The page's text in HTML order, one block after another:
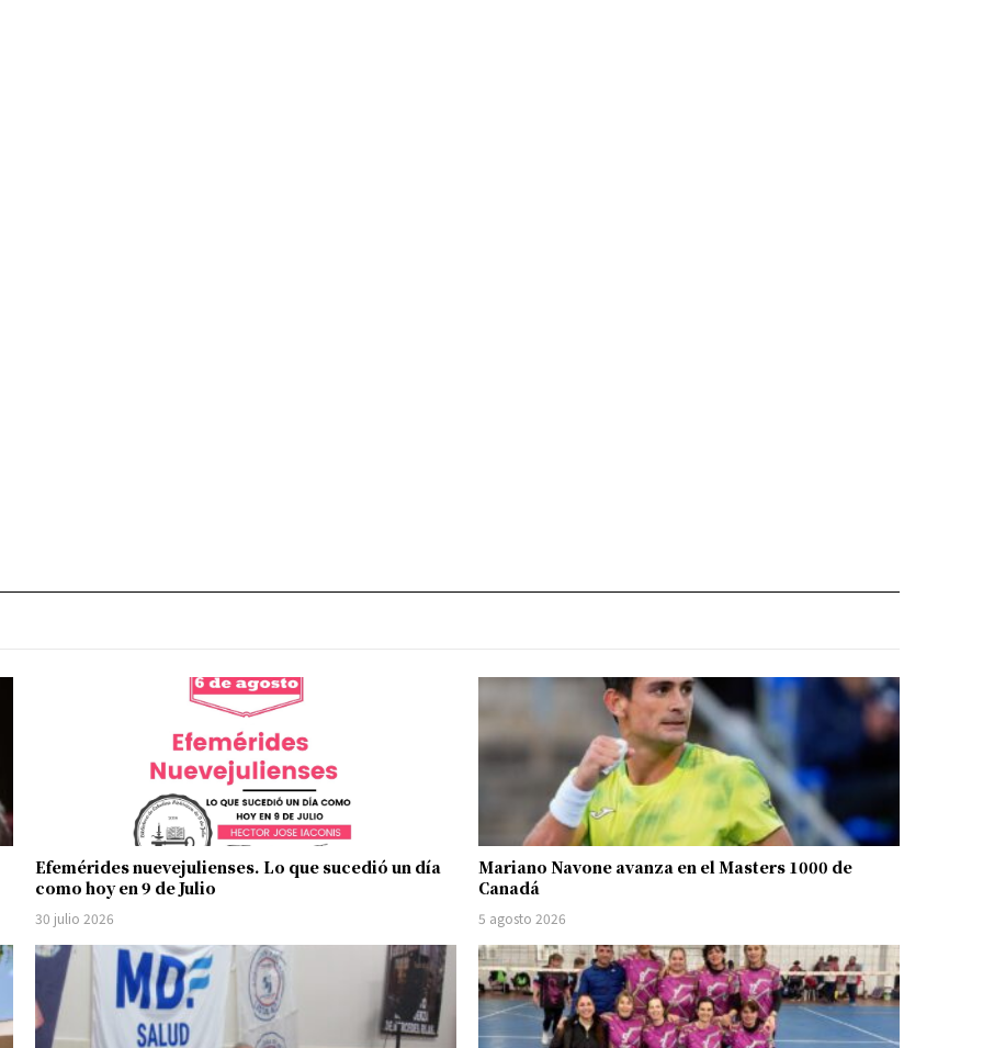
Efemérides nuevejulienses. Lo que sucedió un día
como hoy en 9 de Julio
30 julio 2026
Mariano Navone avanza en el Masters 1000 de
Canadá
5 agosto 2026